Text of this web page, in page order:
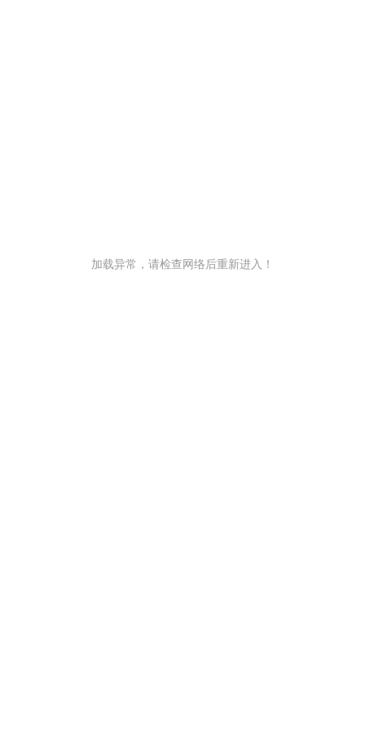
加载异常，请检查网络后重新进入！